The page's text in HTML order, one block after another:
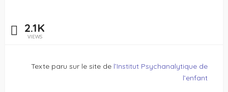
2.1K
VIEWS
Texte paru sur le site de l’Institut Psychanalytique de
l’enfant